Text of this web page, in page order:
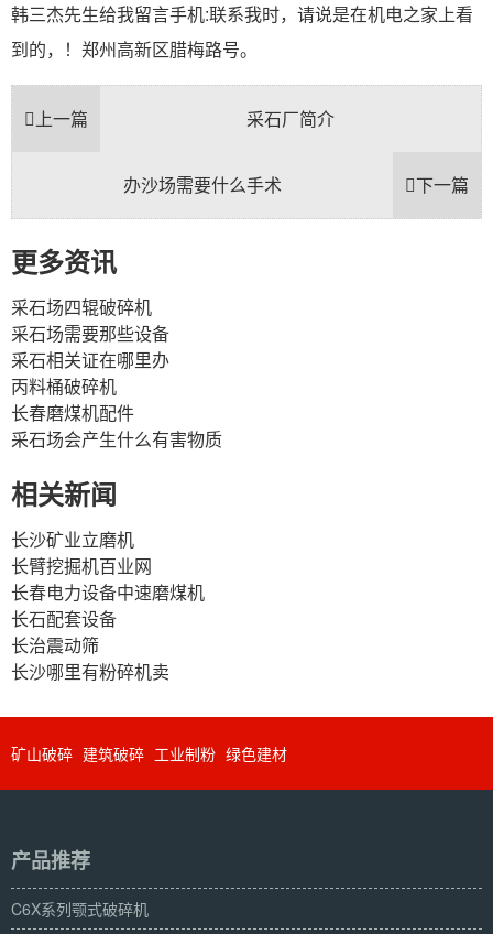
韩三杰先生给我留言手机:联系我时，请说是在机电之家上看
到的，！郑州高新区腊梅路号。
上一篇 采石厂简介
下一篇
办沙场需要什么手术
更多资讯
采石场四辊破碎机
采石场需要那些设备
采石相关证在哪里办
丙料桶破碎机
长春磨煤机配件
采石场会产生什么有害物质
相关新闻
长沙矿业立磨机
长臂挖掘机百业网
长春电力设备中速磨煤机
长石配套设备
长治震动筛
长沙哪里有粉碎机卖
矿山破碎 建筑破碎 工业制粉 绿色建材
产品推荐
C6X系列颚式破碎机